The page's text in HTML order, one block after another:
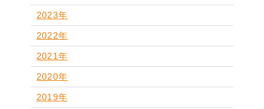
2023年
2022年
2021年
2020年
2019年